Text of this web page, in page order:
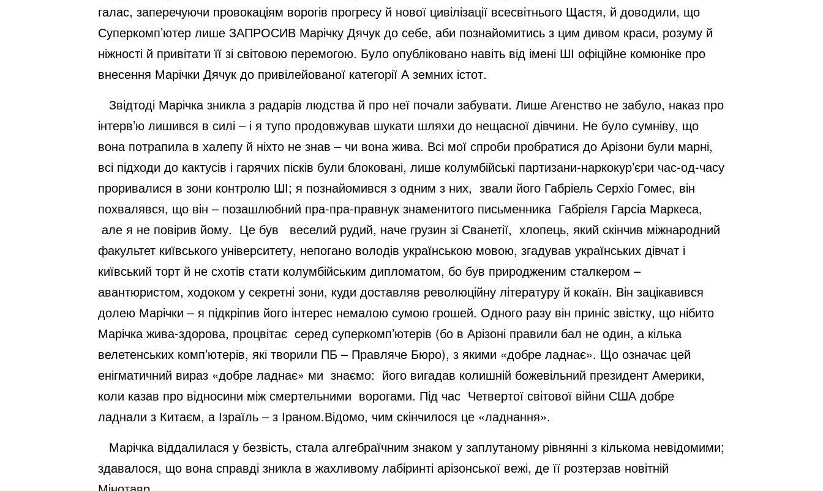
галас, заперечуючи провокаціям ворогів прогресу й нової цивілізації всесвітнього Щастя, й доводили, що
Суперкомп’ютер лише ЗАПРОСИВ Марічку Дячук до себе, аби познайомитись з цим дивом краси, розуму й
ніжності й привітати її зі світовою перемогою. Було опубліковано навіть від імені ШІ офіційне комюніке про
внесення Марічки Дячук до привілейованої категорії А земних істот.
Звідтоді Марічка зникла з радарів людства й про неї почали забувати. Лише Агенство не забуло, наказ про
інтерв’ю лишився в силі – і я тупо продовжував шукати шляхи до нещасної дівчини. Не було сумніву, що
вона потрапила в халепу й ніхто не знав – чи вона жива. Всі мої спроби пробратися до Арізони були марні,
всі підходи до кактусів і гарячих пісків були блоковані, лише колумбійські партизани-наркокур’єри час-од-часу
проривалися в зони контролю ШІ; я познайомився з одним з них, звали його Габріель Серхіо Гомес, він
похвалявся, що він – позашлюбний пра-пра-правнук знаменитого письменника Габріеля Гарсіа Маркеса,
але я не повірив йому. Це був веселий рудий, наче грузин зі Сванетії, хлопець, який скінчив міжнародний
факультет київського університету, непогано володів українською мовою, згадував українських дівчат і
київський торт й не схотів стати колумбійським дипломатом, бо був природженим сталкером –
авантюристом, ходоком у секретні зони, куди доставляв революційну літературу й кокаїн. Він зацікавився
долею Марічки – я підкріпив його інтерес немалою сумою грошей. Одного разу він приніс звістку, що нібито
Марічка жива-здорова, процвітає серед суперкомп’ютерів (бо в Арізоні правили бал не один, а кілька
велетенських комп’ютерів, які творили ПБ – Правляче Бюро), з якими «добре ладнає». Що означає цей
енігматичний вираз «добре ладнає» ми знаємо: його вигадав колишній божевільний президент Америки,
коли казав про відносини між смертельними ворогами. Під час Четвертої світової війни США добре
ладнали з Китаєм, а Ізраїль – з Іраном.Відомо, чим скінчилося це «ладнання».
Марічка віддалилася у безвість, стала алгебраїчним знаком у заплутаному рівнянні з кількома невідомими;
здавалося, що вона справді зникла в жахливому лабіринті арізонської вежі, де її розтерзав новітній